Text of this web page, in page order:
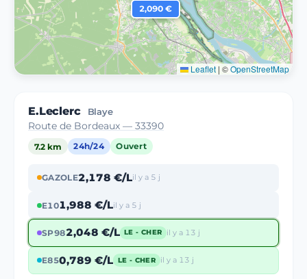
2,090 €
Leaflet | ©OpenStreetMap
E.Leclerc Blaye
Route de Bordeaux — 33390
7.2 km 24h/24 Ouvert
GAZOLE2,178 €/Lil y a 5 j
E101,988 €/Lil y a 5 j
SP982,048 €/L LE - CHER il y a 13 j
E850,789 €/L LE - CHER il y a 13 j